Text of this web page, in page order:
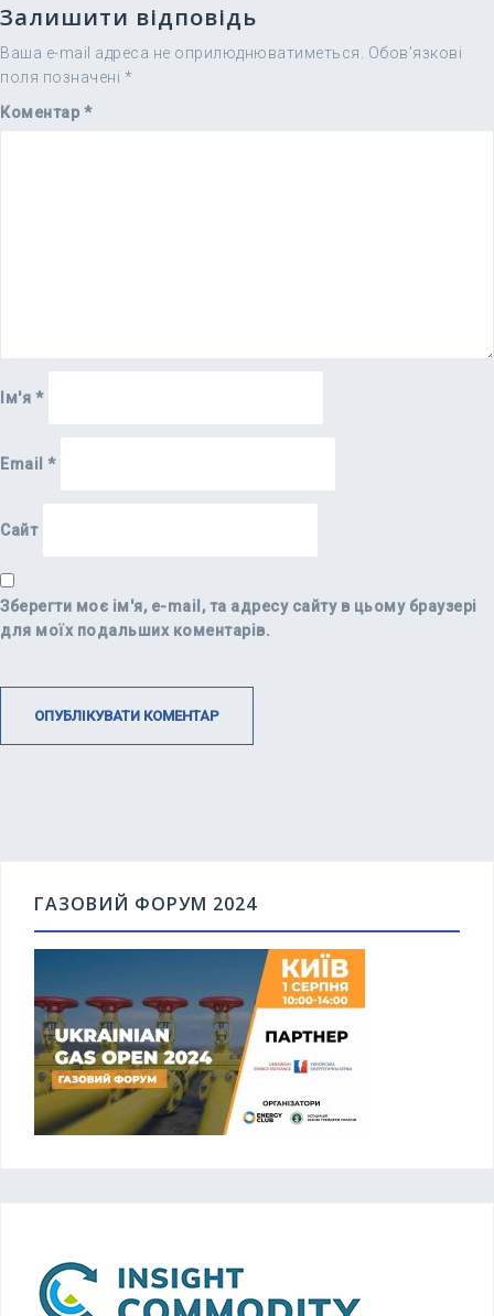
Залишити відповідь
Ваша e-mail адреса не оприлюднюватиметься.
Обов’язкові
поля позначені *
Коментар *
Ім'я *
Email *
Сайт
Зберегти моє ім'я, e-mail, та адресу сайту в цьому браузері
для моїх подальших коментарів.
ГАЗОВИЙ ФОРУМ 2024